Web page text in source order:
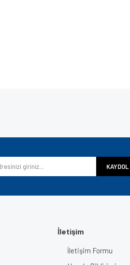
KAYDOL
İletişim
İletişim Formu